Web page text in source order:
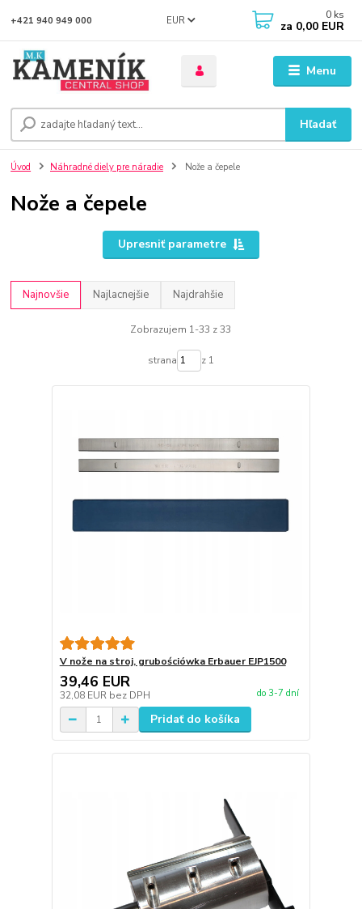
Menu
EUR
Hľadať
+421 940 949 000 0 ks
za 0,00 EUR
Úvod Náhradné diely pre náradie Nože a čepele
Nože a čepele
Upresniť parametre
Najnovšie Najlacnejšie Najdrahšie
Zobrazujem 1-33 z 33
strana z 1
V nože na stroj, grubościówka Erbauer EJP1500
39,46 EUR
32,08 EUR bez DPH do 3-7 dní
Pridať do košíka